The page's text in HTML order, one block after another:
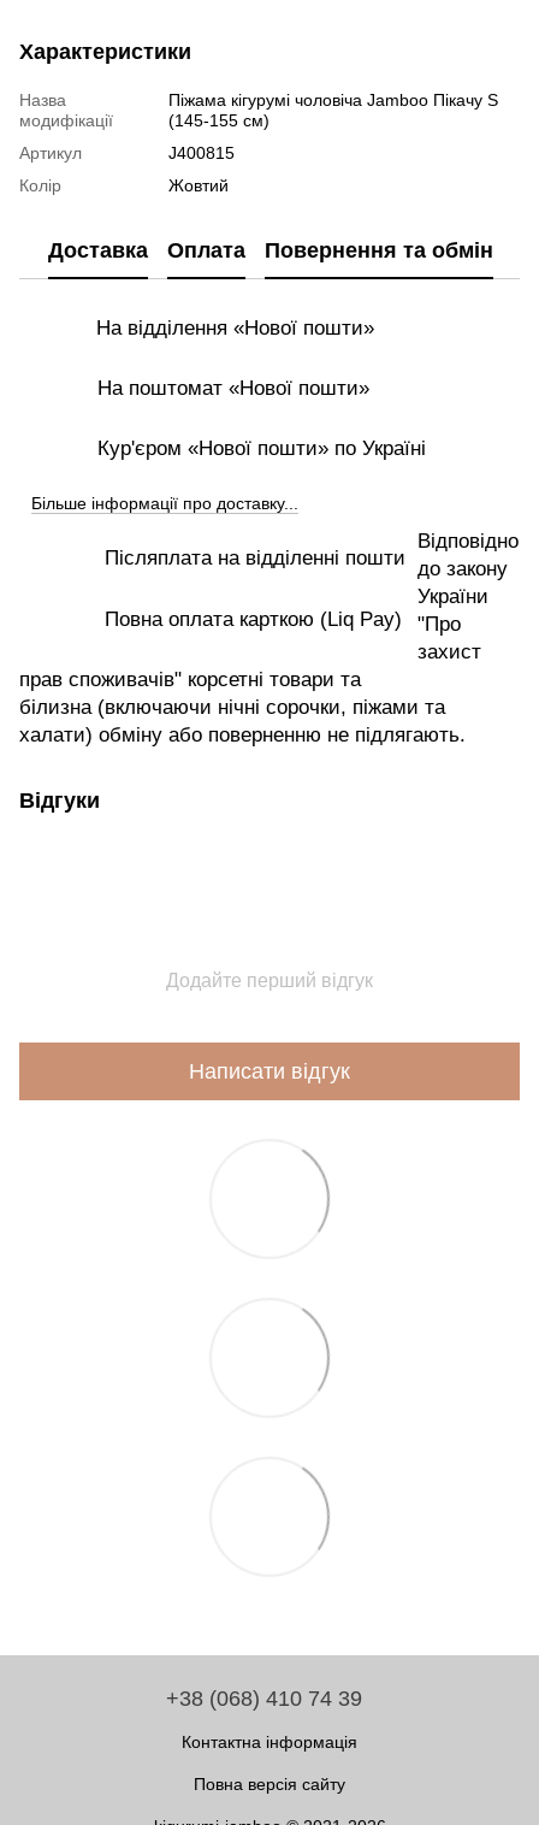
Характеристики
Назва
модифікації
Піжама кігурумі чоловіча Jamboo Пікачу S
(145-155 см)
Артикул
J400815
Колір
Жовтий
Доставка Оплата Повернення та обмін
На відділення «Нової пошти»
На поштомат «Нової пошти»
Кур'єром «Нової пошти» по Україні
Більше інформації про доставку...
Післяплата на відділенні пошти
Повна оплата карткою (Liq Pay)
Відповідно
до закону
України
"Про
захист
прав споживачів" корсетні товари та
білизна (включаючи нічні сорочки, піжами та
халати) обміну або поверненню не підлягають.
Відгуки
Додайте перший відгук
Написати відгук
+38 (068) 410 74 39
Контактна інформація
Повна версія сайту